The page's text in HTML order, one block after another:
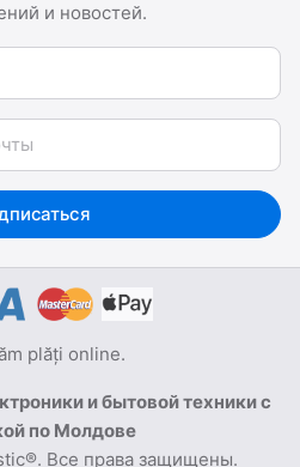
и новостей.
plăți online.
и бытовой техники с
по Молдове
Все права защищены.